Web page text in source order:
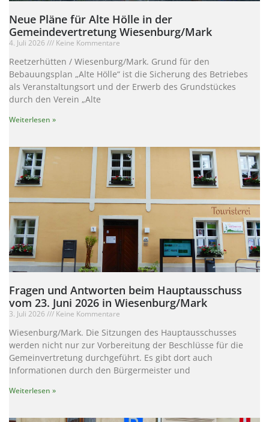
Neue Pläne für Alte Hölle in der
Gemeindevertretung Wiesenburg/Mark
4. Juli 2026 Keine Kommentare
Reetzerhütten / Wiesenburg/Mark. Grund für den
Bebauungsplan „Alte Hölle“ ist die Sicherung des Betriebes
als Veranstaltungsort und der Erwerb des Grundstückes
durch den Verein „Alte
Weiterlesen »
Fragen und Antworten beim Hauptausschuss
vom 23. Juni 2026 in Wiesenburg/Mark
3. Juli 2026 Keine Kommentare
Wiesenburg/Mark. Die Sitzungen des Hauptausschusses
werden nicht nur zur Vorbereitung der Beschlüsse für die
Gemeinvertretung durchgeführt. Es gibt dort auch
Informationen durch den Bürgermeister und
Weiterlesen »